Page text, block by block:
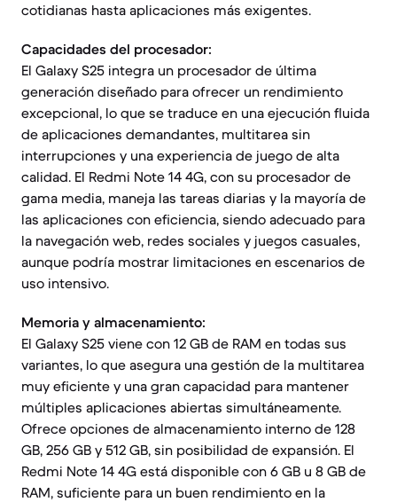
cotidianas hasta aplicaciones más exigentes.
Capacidades del procesador:
El Galaxy S25 integra un procesador de última
generación diseñado para ofrecer un rendimiento
excepcional, lo que se traduce en una ejecución fluida
de aplicaciones demandantes, multitarea sin
interrupciones y una experiencia de juego de alta
calidad. El Redmi Note 14 4G, con su procesador de
gama media, maneja las tareas diarias y la mayoría de
las aplicaciones con eficiencia, siendo adecuado para
la navegación web, redes sociales y juegos casuales,
aunque podría mostrar limitaciones en escenarios de
uso intensivo.
Memoria y almacenamiento:
El Galaxy S25 viene con 12 GB de RAM en todas sus
variantes, lo que asegura una gestión de la multitarea
muy eficiente y una gran capacidad para mantener
múltiples aplicaciones abiertas simultáneamente.
Ofrece opciones de almacenamiento interno de 128
GB, 256 GB y 512 GB, sin posibilidad de expansión. El
Redmi Note 14 4G está disponible con 6 GB u 8 GB de
RAM, suficiente para un buen rendimiento en la